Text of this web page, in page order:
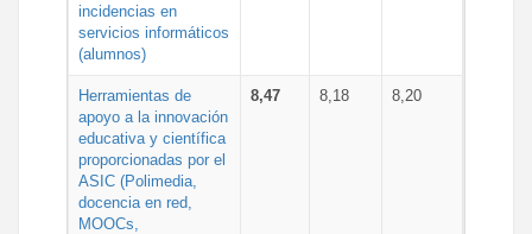
incidencias en
servicios informáticos
(alumnos)
Herramientas de
apoyo a la innovación
educativa y científica
proporcionadas por el
ASIC (Polimedia,
docencia en red,
MOOCs,
8,47 8,18 8,20